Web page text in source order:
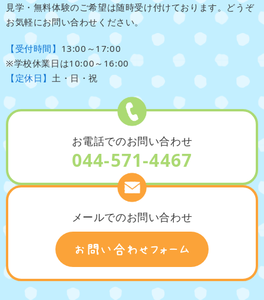
見学・無料体験のご希望は随時受け付けております。どうぞ
お気軽にお問い合わせください。
【受付時間】 13:00～17:00
※学校休業日は10:00～16:00
【定休日】 土・日・祝
お電話でのお問い合わせ
044-571-4467
メールでのお問い合わせ